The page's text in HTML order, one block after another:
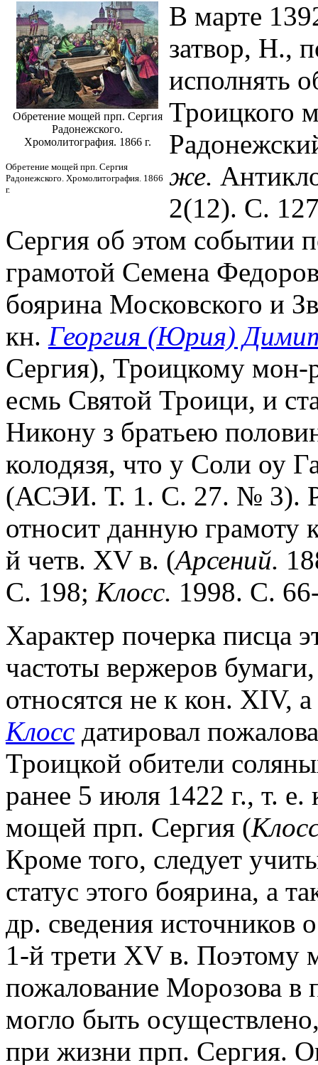
Обретение мощей прп. Сергия
Радонежского.
Хромолитография. 1866 г.
Обретение мощей прп. Сергия
Радонежского. Хромолитография. 1866
г.
В марте
затвор, Н.,
исполнять
Троицкого
же.
2(12). С.
Сергия об этом событии
грамотой Семена
боярина Московского и
кн. Георгия (Юрия)
Сергия), Троицкому мон-
есмь Святой Троици, и
Никону з братьею
колодязя, что у Соли оу
(АСЭИ. Т. 1. С. 27. № 3).
относит данную грамоту
й четв. XV в. (Арсений.
С. 198; Клосс. 1998. С.
Характер почерка писца
частоты вержеров
относятся не к кон.
Клосс датировал
Троицкой обители
ранее 5 июля 1422 г., т.
мощей прп. Сергия (
Кроме того, следует
статус этого боярина, а
др. сведения источников
1-й трети XV в. Поэтому
пожалование Морозова в
могло быть
при жизни прп. Сергия.